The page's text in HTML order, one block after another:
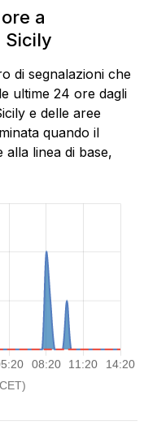
a
Sicily
di segnalazioni che
ultime 24 ore dagli
e delle aree
quando il
linea di base,